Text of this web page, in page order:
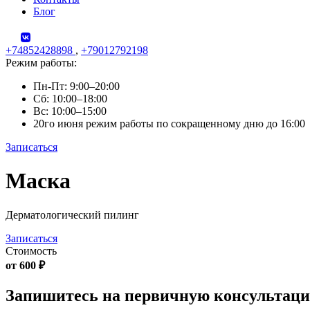
Блог
+74852428898 , +79012792198
Режим работы:
Пн-Пт: 9:00–20:00
Сб: 10:00–18:00
Вс: 10:00–15:00
20го июня режим работы по сокращенному дню до 16:00
Записаться
Skip
to
Маска
Дерматологический пилинг
Записаться
Стоимость
от 600 ₽
Запишитесь на первичную